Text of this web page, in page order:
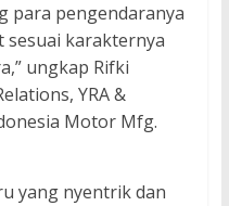
para pengendaranya
karakternya
ungkap Rifki
YRA &
Motor Mfg.
yang nyentrik dan